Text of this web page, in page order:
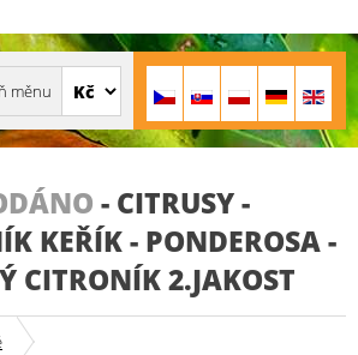
- CITRUSY -
KEŘÍK - PONDEROSA -
CITRONÍK 2.JAKOST